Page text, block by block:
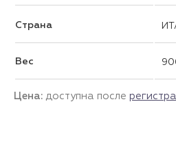
Страна
Вес
Цена: доступна после